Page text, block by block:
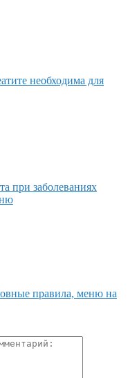
необходима для
при заболеваниях
правила, меню на